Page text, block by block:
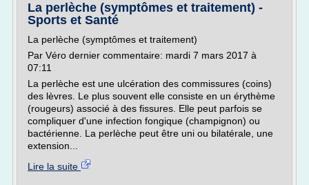
La perlèche (symptômes et traitement) -
Sports et Santé
La perlèche (symptômes et traitement)
Par Véro dernier commentaire: mardi 7 mars 2017 à
07:11
La perlèche est une ulcération des commissures (coins)
des lèvres. Le plus souvent elle consiste en un érythème
(rougeurs) associé à des fissures. Elle peut parfois se
compliquer d'une infection fongique (champignon) ou
bactérienne. La perlèche peut être uni ou bilatérale, une
extension...
Lire la suite